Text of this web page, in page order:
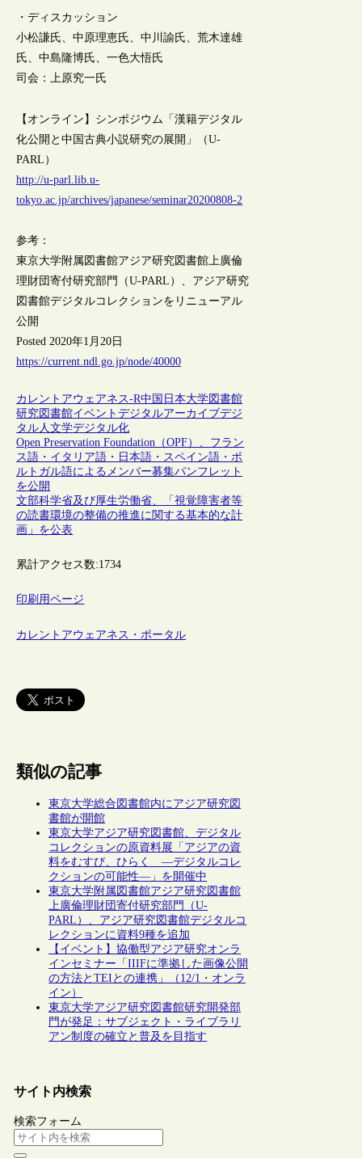
・ディスカッション
小松謙氏、中原理恵氏、中川諭氏、荒木達雄
氏、中島隆博氏、一色大悟氏
司会：上原究一氏
【オンライン】シンポジウム「漢籍デジタル
化公開と中国古典小説研究の展開」（U-
PARL）
http://u-parl.lib.u-
tokyo.ac.jp/archives/japanese/seminar20200808-2
参考：
東京大学附属図書館アジア研究図書館上廣倫
理財団寄付研究部門（U-PARL）、アジア研究
図書館デジタルコレクションをリニューアル
公開
Posted 2020年1月20日
https://current.ndl.go.jp/node/40000
カレントアウェアネス-R中国 日本大学図書館
研究図書館イベントデジタルアーカイブデジ
タル人文学デジタル化
Open Preservation Foundation（OPF）、フラン
ス語・イタリア語・日本語・スペイン語・ポ
ルトガル語によるメンバー募集パンフレット
を公開
文部科学省及び厚生労働省、「視覚障害者等
の読書環境の整備の推進に関する基本的な計
画」を公表
累計アクセス数:1734
印刷用ページ
カレントアウェアネス・ポータル
類似の記事
東京大学総合図書館内にアジア研究図
書館が開館
東京大学アジア研究図書館、デジタル
コレクションの原資料展「アジアの資
料をむすび、ひらく ―デジタルコレ
クションの可能性―」を開催中
東京大学附属図書館アジア研究図書館
上廣倫理財団寄付研究部門（U-
PARL）、アジア研究図書館デジタルコ
レクションに資料9種を追加
【イベント】協働型アジア研究オンラ
インセミナー「IIIFに準拠した画像公開
の方法とTEIとの連携」（12/1・オンラ
イン）
東京大学アジア研究図書館研究開発部
門が発足：サブジェクト・ライブラリ
アン制度の確立と普及を目指す
サイト内検索
検索フォーム